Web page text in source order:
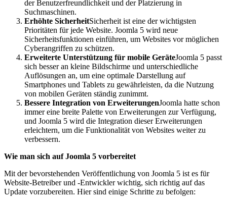
der Benutzerfreundlichkeit und der Platzierung in
Suchmaschinen.
Erhöhte SicherheitSicherheit ist eine der wichtigsten
Prioritäten für jede Website. Joomla 5 wird neue
Sicherheitsfunktionen einführen, um Websites vor möglichen
Cyberangriffen zu schützen.
Erweiterte Unterstützung für mobile GeräteJoomla 5 passt
sich besser an kleine Bildschirme und unterschiedliche
Auflösungen an, um eine optimale Darstellung auf
Smartphones und Tablets zu gewährleisten, da die Nutzung
von mobilen Geräten ständig zunimmt.
Bessere Integration von ErweiterungenJoomla hatte schon
immer eine breite Palette von Erweiterungen zur Verfügung,
und Joomla 5 wird die Integration dieser Erweiterungen
erleichtern, um die Funktionalität von Websites weiter zu
verbessern.
Wie man sich auf Joomla 5 vorbereitet
Mit der bevorstehenden Veröffentlichung von Joomla 5 ist es für
Website-Betreiber und -Entwickler wichtig, sich richtig auf das
Update vorzubereiten. Hier sind einige Schritte zu befolgen: